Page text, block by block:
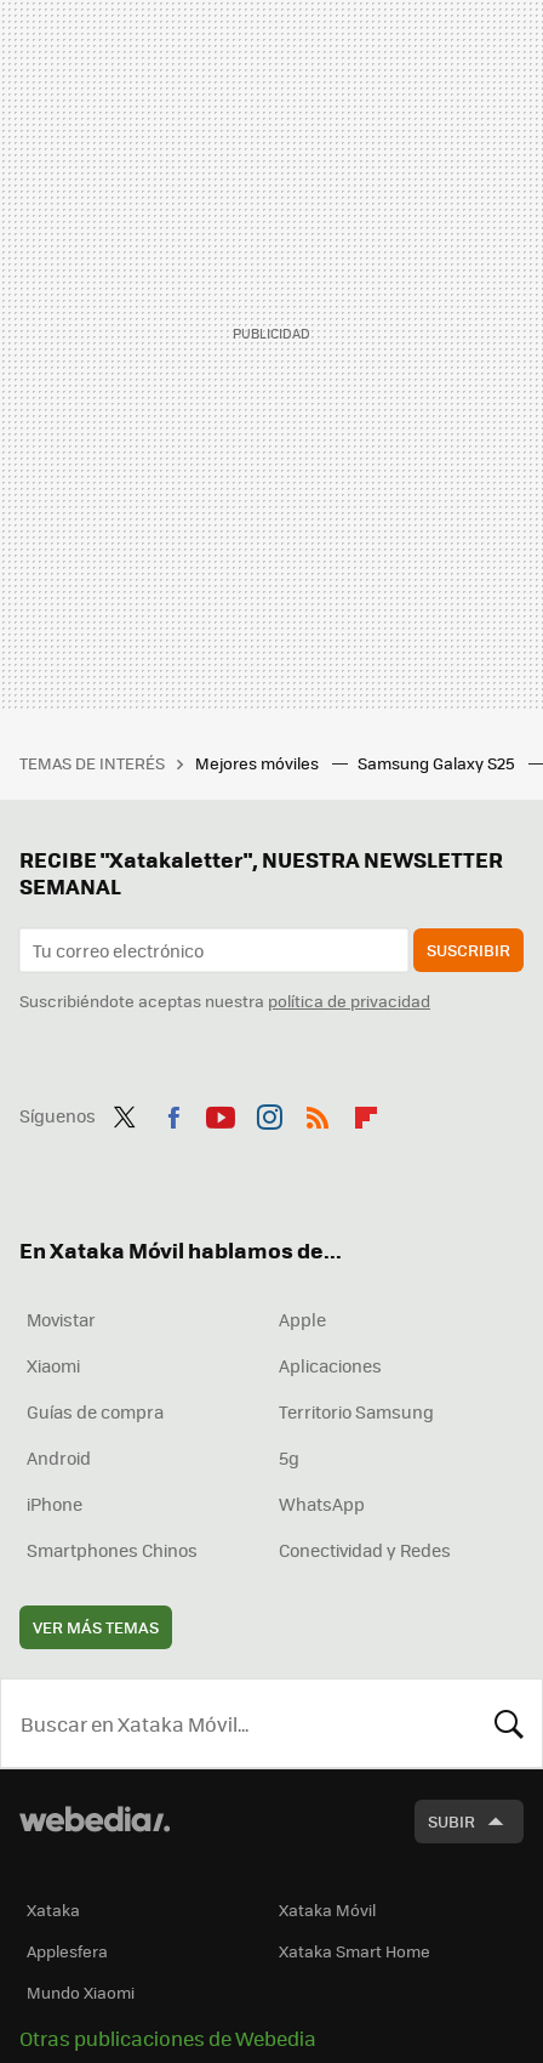
TEMAS DE INTERÉS Mejores móviles Samsung Galaxy S25
RECIBE "Xatakaletter", NUESTRA NEWSLETTER
SEMANAL
SUSCRIBIR
Suscribiéndote aceptas nuestra política de privacidad
Síguenos
En Xataka Móvil hablamos de...
Movistar
Apple
Xiaomi
Aplicaciones
Guías de compra
Territorio Samsung
Android
5g
iPhone
WhatsApp
Smartphones Chinos
Conectividad y Redes
VER MÁS TEMAS
SUBIR
Xataka
Xataka Móvil
Applesfera
Xataka Smart Home
Mundo Xiaomi
Otras publicaciones de Webedia